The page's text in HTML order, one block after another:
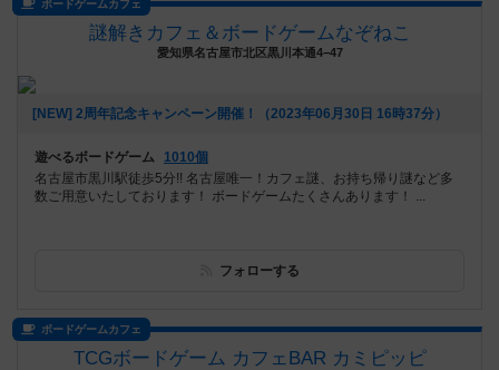
ボードゲームカフェ
謎解きカフェ＆ボードゲームなぞねこ
愛知県名古屋市北区黒川本通4−47
[NEW] 2周年記念キャンペーン開催！（2023年06月30日 16時37分）
遊べるボードゲーム
1010個
名古屋市黒川駅徒歩5分!! 名古屋唯一！カフェ謎、お持ち帰り謎など多
数ご用意いたしております！ ボードゲームたくさんあります！ ...
フォローする
ボードゲームカフェ
TCGボードゲーム カフェBAR カミピッピ